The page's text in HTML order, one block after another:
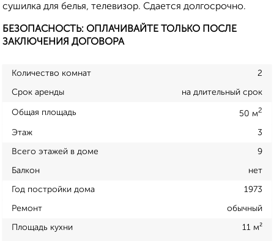
сушилка для белья, телевизор. Сдается долгосрочно.
БЕЗОПАСНОСТЬ: ОПЛАЧИВАЙТЕ ТОЛЬКО ПОСЛЕ
ЗАКЛЮЧЕНИЯ ДОГОВОРА
Количество комнат 2
Срок аренды на длительный срок
Общая площадь 50 м2
Этаж 3
Всего этажей в доме 9
Балкон нет
Год постройки дома 1973
Ремонт обычный
Площадь кухни 11 м²